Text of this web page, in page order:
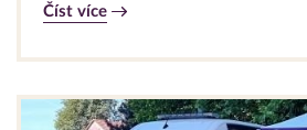
Číst více